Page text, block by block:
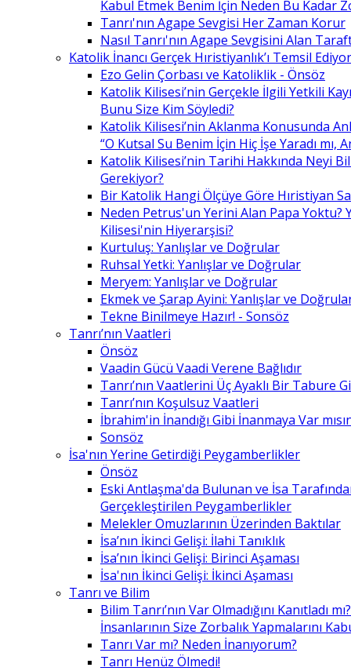
Kabul Etmek Benim İçin Neden Bu Kadar
Tanrı'nın Agape Sevgisi Her Zaman Korur
Nasıl Tanrı'nın Agape Sevgisini Alan
Katolik İnancı Gerçek Hıristiyanlık’ı Temsil
Ezo Gelin Çorbası ve Katoliklik - Önsöz
Katolik Kilisesi’nin Gerçekle İlgili Yetkili
Bunu Size Kim Söyledi?
Katolik Kilisesi’nin Aklanma Konusunda
“O Kutsal Su Benim İçin Hiç İşe Yaradı mı,
Katolik Kilisesi’nin Tarihi Hakkında Neyi
Gerekiyor?
Bir Katolik Hangi Ölçüye Göre Hıristiyan
Neden Petrus'un Yerini Alan Papa Yoktu?
Kilisesi'nin Hiyerarşisi?
Kurtuluş: Yanlışlar ve Doğrular
Ruhsal Yetki: Yanlışlar ve Doğrular
Meryem: Yanlışlar ve Doğrular
Ekmek ve Şarap Ayini: Yanlışlar ve
Tekne Binilmeye Hazır! - Sonsöz
Tanrı’nın Vaatleri
Önsöz
Vaadin Gücü Vaadi Verene Bağlıdır
Tanrı’nın Vaatlerini Üç Ayaklı Bir Tabure
Tanrı’nın Koşulsuz Vaatleri
İbrahim'in İnandığı Gibi İnanmaya Var
Sonsöz
İsa'nın Yerine Getirdiği Peygamberlikler
Önsöz
Eski Antlaşma'da Bulunan ve İsa
Gerçekleştirilen Peygamberlikler
Melekler Omuzlarının Üzerinden Baktılar
İsa’nın İkinci Gelişi: İlahi Tanıklık
İsa’nın İkinci Gelişi: Birinci Aşaması
İsa'nın İkinci Gelişi: İkinci Aşaması
Tanrı ve Bilim
Bilim Tanrı’nın Var Olmadığını Kanıtladı
İnsanlarının Size Zorbalık Yapmalarını
Tanrı Var mı? Neden İnanıyorum?
Tanrı Henüz Ölmedi!